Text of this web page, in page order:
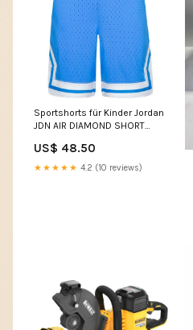
Sportshorts für Kinder Jordan
JDN AIR DIAMOND SHORT
Jahre
US$ 48.50
★★★★★ 4.2 (10 reviews)